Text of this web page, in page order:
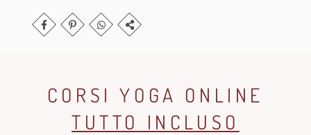
CORSI YOGA ONLINE
TUTTO INCLUSO